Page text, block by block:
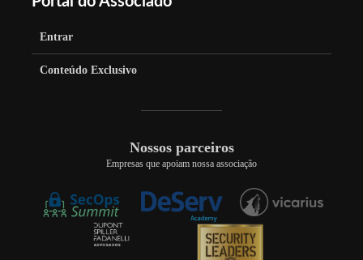
Entrar
Conteúdo Exclusivo
Nossos parceiros
Empresas que apoiam nossa associação